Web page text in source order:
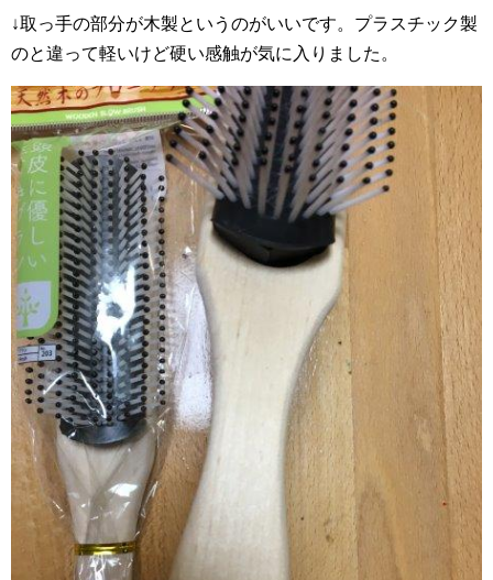
↓取っ手の部分が木製というのがいいです。プラスチック製
のと違って軽いけど硬い感触が気に入りました。